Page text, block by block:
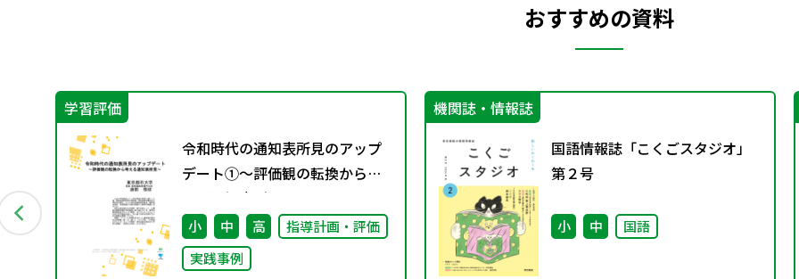
おすすめの資料
学習評価
令和時代の通知表所見のアップ
デート①～評価観の転換から考
える通知表所見～
小 中 高
指導計画・評価
実践事例
機関誌・情報誌
国語情報誌「こくごスタジオ」
第２号
小 中 国語